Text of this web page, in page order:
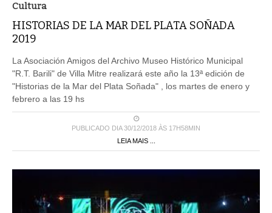
Cultura
HISTORIAS DE LA MAR DEL PLATA SOÑADA
2019
La Asociación Amigos del Archivo Museo Histórico Municipal
"R.T. Barili" de Villa Mitre realizará este año la 13ª edición de
"Historias de la Mar del Plata Soñada" , los martes de enero y
febrero a las 19 hs
PUBLICADO DIA 30/12/2018 ÀS 17H58MIN
LEIA MAIS ...